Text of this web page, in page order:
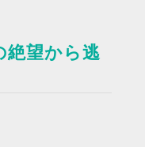
絶望から逃